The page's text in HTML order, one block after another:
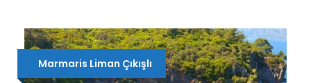
Marmaris Liman Çıkışlı